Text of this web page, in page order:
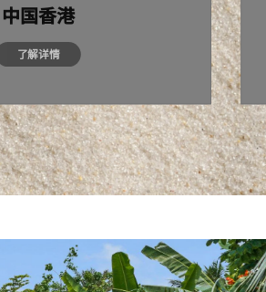
中国香港
了解详情